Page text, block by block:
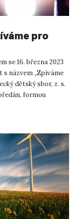
pro
se 16. března 2023
s názvem „Zpíváme
dětský sbor, z. s.
formou